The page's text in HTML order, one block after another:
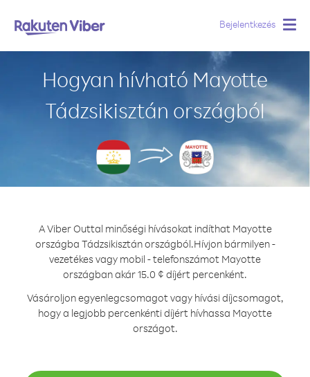
Bejelentkezés
Hogyan hívható Mayotte
Tádzsikisztán országból
A Viber Outtal minőségi hívásokat indíthat Mayotte
országba Tádzsikisztán országból.Hívjon bármilyen -
vezetékes vagy mobil - telefonszámot Mayotte
országban akár 15.0 ¢ díjért percenként.
Vásároljon egyenlegcsomagot vagy hívási díjcsomagot,
hogy a legjobb percenkénti díjért hívhassa Mayotte
országot.